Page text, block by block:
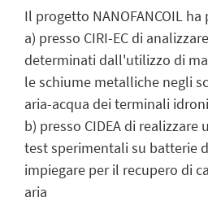
Il progetto NANOFANCOIL ha
a) presso CIRI-EC di
determinati dall'utilizzo di
le schiume metalliche negli
aria-acqua dei terminali
b) presso CIDEA di
test sperimentali su batterie
impiegare per il recupero di
aria